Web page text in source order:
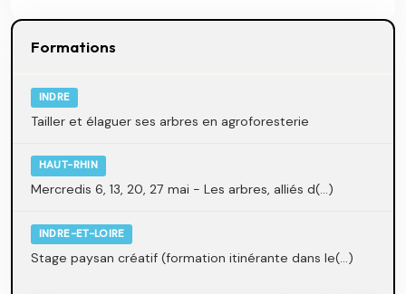
Formations
INDRE
Tailler et élaguer ses arbres en agroforesterie
HAUT-RHIN
Mercredis 6, 13, 20, 27 mai - Les arbres, alliés d(...)
INDRE-ET-LOIRE
Stage paysan créatif (formation itinérante dans le(...)